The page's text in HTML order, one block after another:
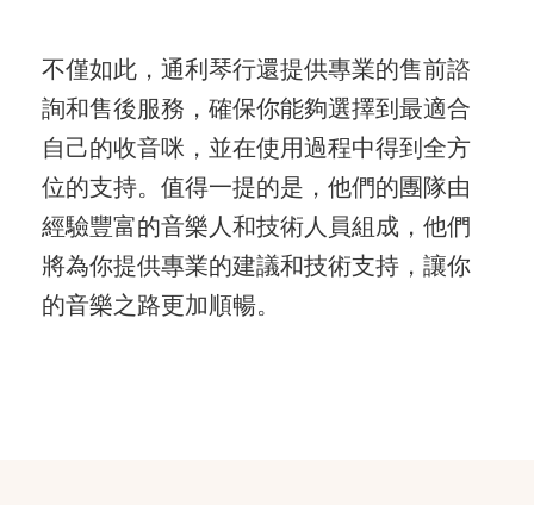
不僅如此，通利琴行還提供專業的售前諮
詢和售後服務，確保你能夠選擇到最適合
自己的收音咪，並在使用過程中得到全方
位的支持。值得一提的是，他們的團隊由
經驗豐富的音樂人和技術人員組成，他們
將為你提供專業的建議和技術支持，讓你
的音樂之路更加順暢。